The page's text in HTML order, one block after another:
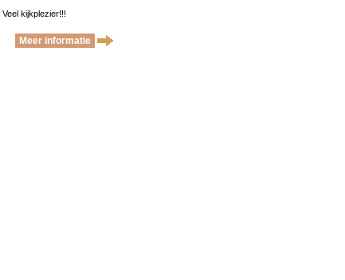
Veel kijkplezier!!!
Meer informatie